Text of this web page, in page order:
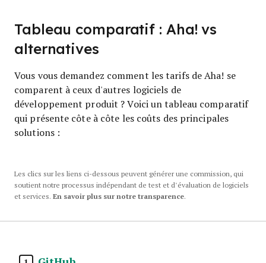
Tableau comparatif : Aha! vs
alternatives
Vous vous demandez comment les tarifs de Aha! se
comparent à ceux d'autres logiciels de
développement produit ? Voici un tableau comparatif
qui présente côte à côte les coûts des principales
solutions :
Les clics sur les liens ci-dessous peuvent générer une commission, qui
soutient notre processus indépendant de test et d’évaluation de logiciels
et services. En savoir plus sur notre transparence.